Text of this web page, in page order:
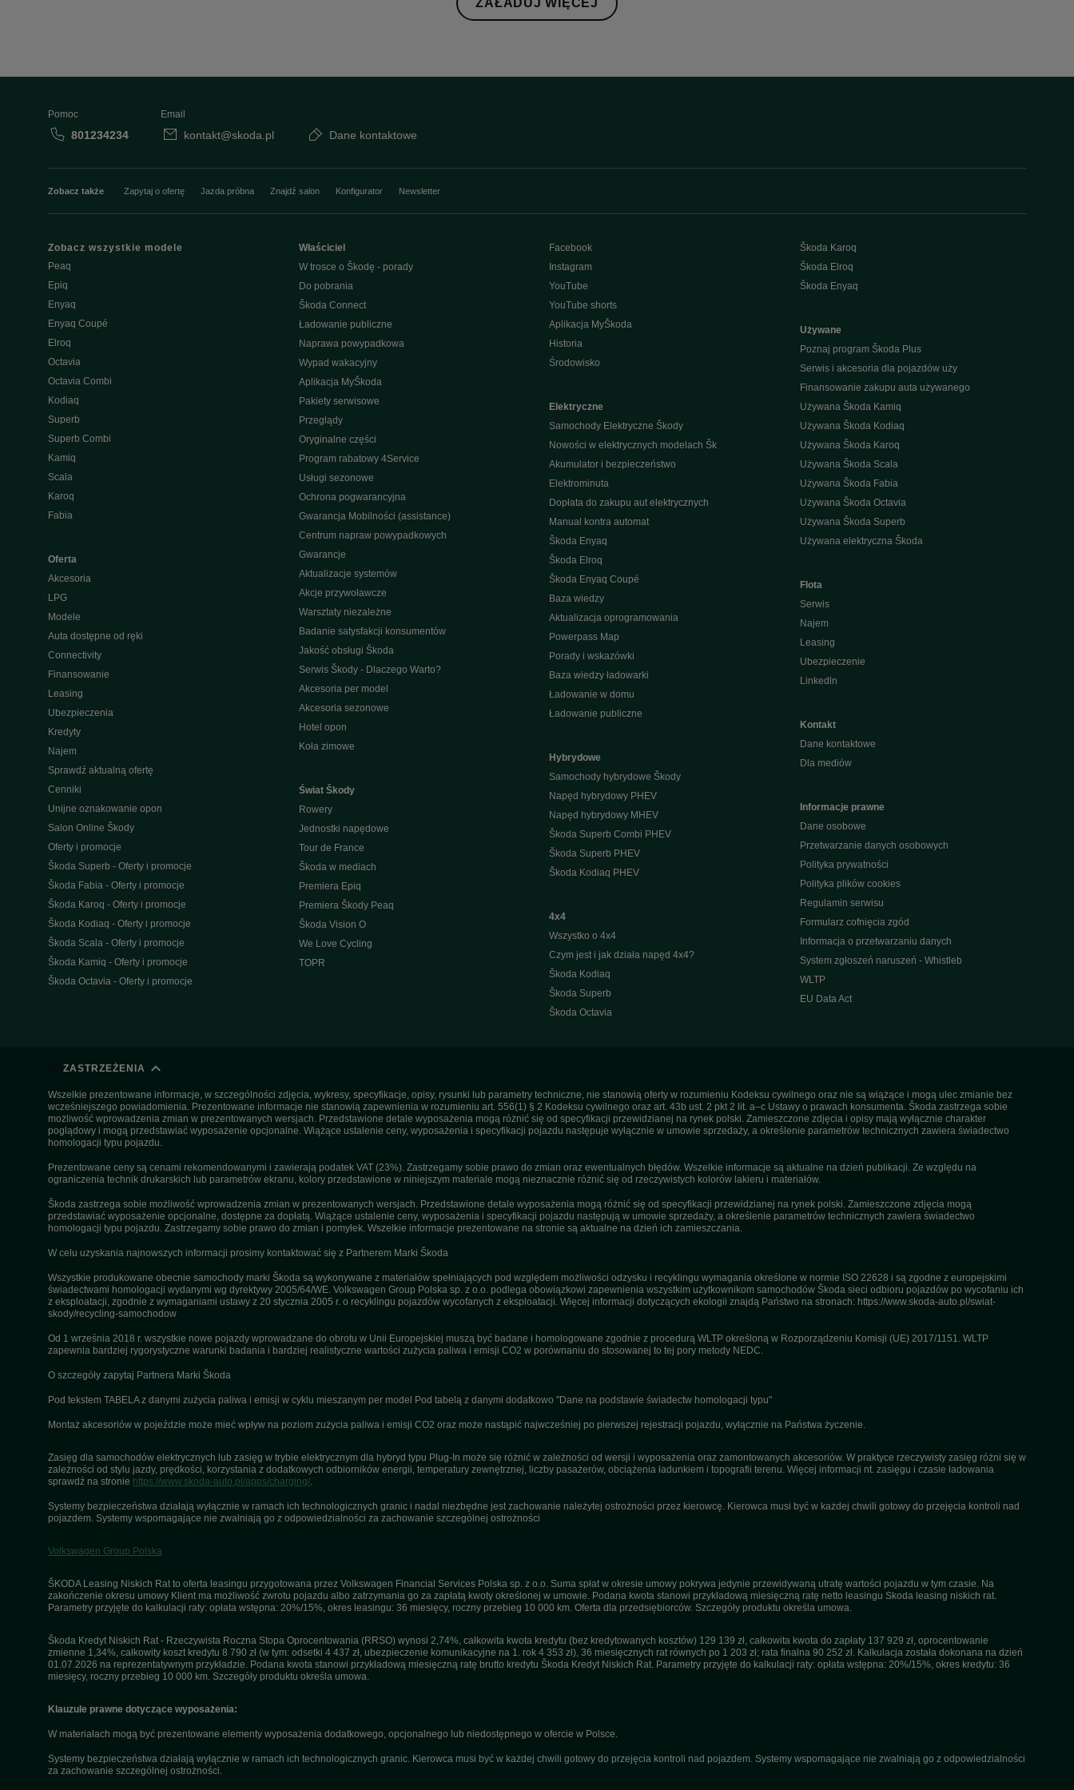
ZAŁADUJ WIĘCEJ
Pomoc
801234234
Email
kontakt@skoda.pl Dane kontaktowe
Zobacz także Zapytaj o ofertę Jazda próbna Znajdź salon Konfigurator Newsletter
Zobacz wszystkie modele
Peaq
Epiq
Enyaq
Enyaq Coupé
Elroq
Octavia
Octavia Combi
Kodiaq
Superb
Superb Combi
Kamiq
Scala
Karoq
Fabia
Oferta
Akcesoria
LPG
Modele
Auta dostępne od ręki
Connectivity
Finansowanie
Leasing
Ubezpieczenia
Kredyty
Najem
Sprawdź aktualną ofertę
Cenniki
Unijne oznakowanie opon
Salon Online Škody
Oferty i promocje
Škoda Superb - Oferty i promocje
Škoda Fabia - Oferty i promocje
Škoda Karoq - Oferty i promocje
Škoda Kodiaq - Oferty i promocje
Škoda Scala - Oferty i promocje
Škoda Kamiq - Oferty i promocje
Škoda Octavia - Oferty i promocje
Właściciel
W trosce o Škodę - porady
Do pobrania
Škoda Connect
Ładowanie publiczne
Naprawa powypadkowa
Wypad wakacyjny
Aplikacja MyŠkoda
Pakiety serwisowe
Przeglądy
Oryginalne części
Program rabatowy 4Service
Usługi sezonowe
Ochrona pogwarancyjna
Gwarancja Mobilności (assistance)
Centrum napraw powypadkowych
Gwarancje
Aktualizacje systemów
Akcje przywoławcze
Warsztaty niezależne
Badanie satysfakcji konsumentów
Jakość obsługi Škoda
Serwis Škody - Dlaczego Warto?
Akcesoria per model
Akcesoria sezonowe
Hotel opon
Koła zimowe
Świat Škody
Rowery
Jednostki napędowe
Tour de France
Škoda w mediach
Premiera Epiq
Premiera Škody Peaq
Škoda Vision O
We Love Cycling
TOPR
Facebook
Instagram
YouTube
YouTube shorts
Aplikacja MyŠkoda
Historia
Środowisko
Elektryczne
Samochody Elektryczne Škody
Nowości w elektrycznych modelach Šk
Akumulator i bezpieczeństwo
Elektrominuta
Dopłata do zakupu aut elektrycznych
Manual kontra automat
Škoda Enyaq
Škoda Elroq
Škoda Enyaq Coupé
Baza wiedzy
Aktualizacja oprogramowania
Powerpass Map
Porady i wskazówki
Baza wiedzy ładowarki
Ładowanie w domu
Ładowanie publiczne
Hybrydowe
Samochody hybrydowe Škody
Napęd hybrydowy PHEV
Napęd hybrydowy MHEV
Škoda Superb Combi PHEV
Škoda Superb PHEV
Škoda Kodiaq PHEV
4x4
Wszystko o 4x4
Czym jest i jak działa napęd 4x4?
Škoda Kodiaq
Škoda Superb
Škoda Octavia
Škoda Karoq
Škoda Elroq
Škoda Enyaq
Używane
Poznaj program Škoda Plus
Serwis i akcesoria dla pojazdów uży
Finansowanie zakupu auta używanego
Używana Škoda Kamiq
Używana Škoda Kodiaq
Używana Škoda Karoq
Używana Škoda Scala
Używana Škoda Fabia
Używana Škoda Octavia
Używana Škoda Superb
Używana elektryczna Škoda
Flota
Serwis
Najem
Leasing
Ubezpieczenie
Linkedln
Kontakt
Dane kontaktowe
Dla mediów
Informacje prawne
Dane osobowe
Przetwarzanie danych osobowych
Polityka prywatności
Polityka plików cookies
Regulamin serwisu
Formularz cofnięcia zgód
Informacja o przetwarzaniu danych
System zgłoszeń naruszeń - Whistleb
WLTP
EU Data Act
ZASTRZEŻENIA
Wszelkie prezentowane informacje, w szczególności zdjęcia, wykresy, specyfikacje, opisy, rysunki lub parametry techniczne, nie stanowią oferty w rozumieniu Kodeksu cywilnego oraz nie są wiążące i mogą ulec zmianie bez
wcześniejszego powiadomienia. Prezentowane informacje nie stanowią zapewnienia w rozumieniu art. 556(1) § 2 Kodeksu cywilnego oraz art. 43b ust. 2 pkt 2 lit. a–c Ustawy o prawach konsumenta. Škoda zastrzega sobie
możliwość wprowadzenia zmian w prezentowanych wersjach. Przedstawione detale wyposażenia mogą różnić się od specyfikacji przewidzianej na rynek polski. Zamieszczone zdjęcia i opisy mają wyłącznie charakter
poglądowy i mogą przedstawiać wyposażenie opcjonalne. Wiążące ustalenie ceny, wyposażenia i specyfikacji pojazdu następuje wyłącznie w umowie sprzedaży, a określenie parametrów technicznych zawiera świadectwo
homologacji typu pojazdu.
Prezentowane ceny są cenami rekomendowanymi i zawierają podatek VAT (23%). Zastrzegamy sobie prawo do zmian oraz ewentualnych błędów. Wszelkie informacje są aktualne na dzień publikacji. Ze względu na
ograniczenia technik drukarskich lub parametrów ekranu, kolory przedstawione w niniejszym materiale mogą nieznacznie różnić się od rzeczywistych kolorów lakieru i materiałów.
Škoda zastrzega sobie możliwość wprowadzenia zmian w prezentowanych wersjach. Przedstawione detale wyposażenia mogą różnić się od specyfikacji przewidzianej na rynek polski. Zamieszczone zdjęcia mogą
przedstawiać wyposażenie opcjonalne, dostępne za dopłatą. Wiążące ustalenie ceny, wyposażenia i specyfikacji pojazdu następują w umowie sprzedaży, a określenie parametrów technicznych zawiera świadectwo
homologacji typu pojazdu. Zastrzegamy sobie prawo do zmian i pomyłek. Wszelkie informacje prezentowane na stronie są aktualne na dzień ich zamieszczania.
W celu uzyskania najnowszych informacji prosimy kontaktować się z Partnerem Marki Škoda
Wszystkie produkowane obecnie samochody marki Škoda są wykonywane z materiałów spełniających pod względem możliwości odzysku i recyklingu wymagania określone w normie ISO 22628 i są zgodne z europejskimi
świadectwami homologacji wydanymi wg dyrektywy 2005/64/WE. Volkswagen Group Polska sp. z o.o. podlega obowiązkowi zapewnienia wszystkim użytkownikom samochodów Škoda sieci odbioru pojazdów po wycofaniu ich
z eksploatacji, zgodnie z wymaganiami ustawy z 20 stycznia 2005 r. o recyklingu pojazdów wycofanych z eksploatacji. Więcej informacji dotyczących ekologii znajdą Państwo na stronach: https://www.skoda-auto.pl/swiat-
skody/recycling-samochodow
Od 1 września 2018 r. wszystkie nowe pojazdy wprowadzane do obrotu w Unii Europejskiej muszą być badane i homologowane zgodnie z procedurą WLTP określoną w Rozporządzeniu Komisji (UE) 2017/1151. WLTP
zapewnia bardziej rygorystyczne warunki badania i bardziej realistyczne wartości zużycia paliwa i emisji CO2 w porównaniu do stosowanej to tej pory metody NEDC.
O szczegóły zapytaj Partnera Marki Škoda
Pod tekstem TABELA z danymi zużycia paliwa i emisji w cyklu mieszanym per model Pod tabelą z danymi dodatkowo "Dane na podstawie świadectw homologacji typu"
Montaż akcesoriów w pojeździe może mieć wpływ na poziom zużycia paliwa i emisji CO2 oraz może nastąpić najwcześniej po pierwszej rejestracji pojazdu, wyłącznie na Państwa życzenie.
Zasięg dla samochodów elektrycznych lub zasięg w trybie elektrycznym dla hybryd typu Plug-In może się różnić w zależności od wersji i wyposażenia oraz zamontowanych akcesoriów. W praktyce rzeczywisty zasięg różni się w
zależności od stylu jazdy, prędkości, korzystania z dodatkowych odbiorników energii, temperatury zewnętrznej, liczby pasażerów, obciążenia ładunkiem i topografii terenu. Więcej informacji nt. zasięgu i czasie ładowania
sprawdź na stronie https://www.skoda-auto.pl/apps/charging/.
Systemy bezpieczeństwa działają wyłącznie w ramach ich technologicznych granic i nadal niezbędne jest zachowanie należytej ostrożności przez kierowcę. Kierowca musi być w każdej chwili gotowy do przejęcia kontroli nad
pojazdem. Systemy wspomagające nie zwalniają go z odpowiedzialności za zachowanie szczególnej ostrożności
Volkswagen Group Polska
ŠKODA Leasing Niskich Rat to oferta leasingu przygotowana przez Volkswagen Financial Services Polska sp. z o.o. Suma spłat w okresie umowy pokrywa jedynie przewidywaną utratę wartości pojazdu w tym czasie. Na
zakończenie okresu umowy Klient ma możliwość zwrotu pojazdu albo zatrzymania go za zapłatą kwoty określonej w umowie. Podana kwota stanowi przykładową miesięczną ratę netto leasingu Skoda leasing niskich rat.
Parametry przyjęte do kalkulacji raty: opłata wstępna: 20%/15%, okres leasingu: 36 miesięcy, roczny przebieg 10 000 km. Oferta dla przedsiębiorców. Szczegóły produktu określa umowa.
Škoda Kredyt Niskich Rat - Rzeczywista Roczna Stopa Oprocentowania (RRSO) wynosi 2,74%, całkowita kwota kredytu (bez kredytowanych kosztów) 129 139 zł, całkowita kwota do zapłaty 137 929 zł, oprocentowanie
zmienne 1,34%, całkowity koszt kredytu 8 790 zł (w tym: odsetki 4 437 zł, ubezpieczenie komunikacyjne na 1. rok 4 353 zł), 36 miesięcznych rat równych po 1 203 zł; rata finalna 90 252 zł. Kalkulacja została dokonana na dzień
01.07.2026 na reprezentatywnym przykładzie. Podana kwota stanowi przykładową miesięczną ratę brutto kredytu Škoda Kredyt Niskich Rat. Parametry przyjęte do kalkulacji raty: opłata wstępna: 20%/15%, okres kredytu: 36
miesięcy, roczny przebieg 10 000 km. Szczegóły produktu określa umowa.
Klauzule prawne dotyczące wyposażenia:
W materiałach mogą być prezentowane elementy wyposażenia dodatkowego, opcjonalnego lub niedostępnego w ofercie w Polsce.
Systemy bezpieczeństwa działają wyłącznie w ramach ich technologicznych granic. Kierowca musi być w każdej chwili gotowy do przejęcia kontroli nad pojazdem. Systemy wspomagające nie zwalniają go z odpowiedzialności
za zachowanie szczególnej ostrożności.